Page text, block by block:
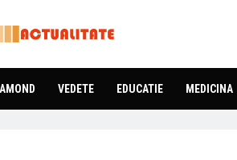
VEDETE EDUCATIE MEDICINA